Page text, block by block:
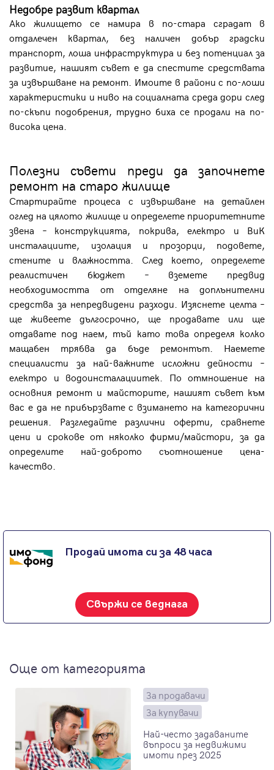
Недобре развит квартал
Ако жилището се намира в по-стара сградат в
отдалечен квартал, без наличен добър градски
транспорт, лоша инфраструктура и без потенциал за
развитие, нашият съвет е да спестите средствата
за извършване на ремонт. Имоите в райони с по-лоши
характеристики и ниво на социалната среда дори след
по-скъпи подобрения, трудно биха се продали на по-
висока цена.
Полезни съвети преди да започнете
ремонт на старо жилище
Стартирайте процеса с извършване на детайлен
оглед на цялото жилище и определете приоритетните
звена – конструкцията, покрива, електро и ВиК
инсталациите, изолация и прозорци, подовете,
стените и влажността. След което, определете
реалистичен бюджет – вземете предвид
необходимостта от отделяне на доплънителни
средства за непредвидени разходи. Изяснете целта –
ще живеете дългосрочно, ще продавате или ще
отдавате под наем, тъй като това определя колко
мащабен трябва да бъде ремонтът. Наемете
специалисти за най-важните исложни дейности –
електро и водоинсталациитек. По отмношение на
основния ремонт и майсторите, нашият съвет към
вас е да не прибързвате с взимането на категорични
решения. Разгледайте различни оферти, сравнете
цени и срокове от няколко фирми/майстори, за да
определите най-доброто съотношение цена-
качество.
Продай имота си за 48 часа
Свържи се веднага
Още от категорията
За продавачи
За купувачи
Най-често задаваните
въпроси за недвижими
имоти през 2025